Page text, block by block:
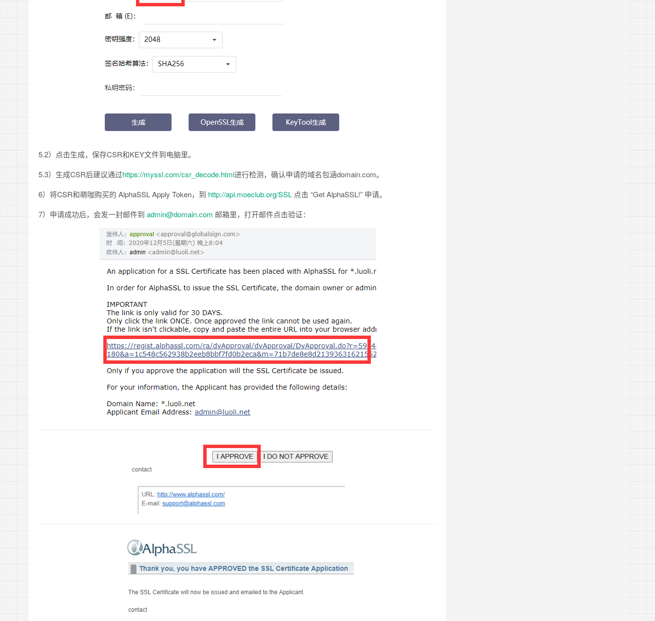
5.2）点击生成，保存CSR和KEY文件到电脑里。
5.3）生成CSR后建议通过https://myssl.com/csr_decode.html进行检测，确认申请的域名包涵domain.com。
6）将CSR和萌咖购买的 AlphaSSL Apply Token，到 http://api.moeclub.org/SSL 点击 “Get AlphaSSL!” 申请。
7）申请成功后，会发一封邮件到 admin@domain.com 邮箱里，打开邮件点击验证：